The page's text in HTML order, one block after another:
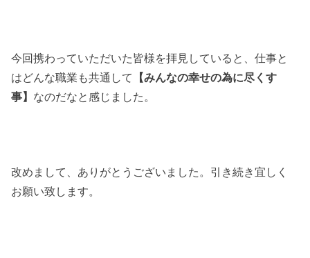
今回携わっていただいた皆様を拝見していると、仕事と
はどんな職業も共通して
【みんなの幸せの為に尽くす
事】 なのだなと感じました。
改めまして、ありがとうございました。引き続き宜しく
お願い致します。